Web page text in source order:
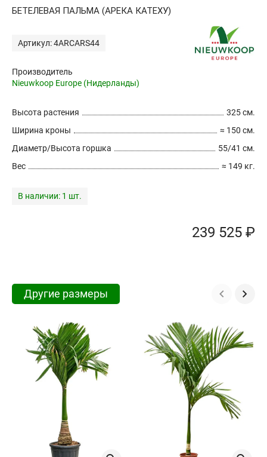
БЕТЕЛЕВАЯ ПАЛЬМА (АРЕКА КАТЕХУ)
Артикул: 4ARCARS44
Производитель
Nieuwkoop Europe (Нидерланды)
325 см.
Высота растения
≈ 150 см.
Ширина кроны
55/41 см.
Диаметр/Высота горшка
≈ 149 кг.
Вес
В наличии: 1 шт.
239 525 ₽
Другие размеры